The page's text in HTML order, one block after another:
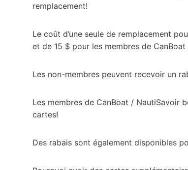
remplacement!
Le coût d’une seule de remplacement
et de 15 $ pour les membres de
Les non-membres peuvent recevoir un
Les membres de CanBoat / NautiSavoir
cartes!
Des rabais sont également disponibles